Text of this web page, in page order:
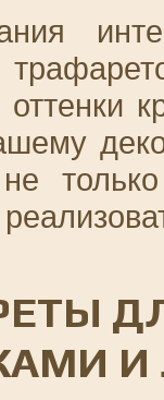
оттенки